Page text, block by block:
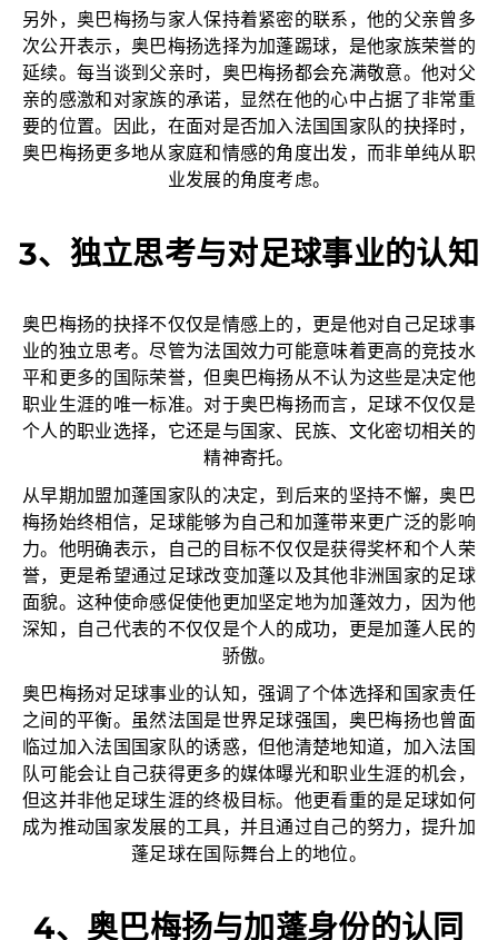
另外，奥巴梅扬与家人保持着紧密的联系，他的父亲曾多
次公开表示，奥巴梅扬选择为加蓬踢球，是他家族荣誉的
延续。每当谈到父亲时，奥巴梅扬都会充满敬意。他对父
亲的感激和对家族的承诺，显然在他的心中占据了非常重
要的位置。因此，在面对是否加入法国国家队的抉择时，
奥巴梅扬更多地从家庭和情感的角度出发，而非单纯从职
业发展的角度考虑。
3、独立思考与对足球事业的认知
奥巴梅扬的抉择不仅仅是情感上的，更是他对自己足球事
业的独立思考。尽管为法国效力可能意味着更高的竞技水
平和更多的国际荣誉，但奥巴梅扬从不认为这些是决定他
职业生涯的唯一标准。对于奥巴梅扬而言，足球不仅仅是
个人的职业选择，它还是与国家、民族、文化密切相关的
精神寄托。
从早期加盟加蓬国家队的决定，到后来的坚持不懈，奥巴
梅扬始终相信，足球能够为自己和加蓬带来更广泛的影响
力。他明确表示，自己的目标不仅仅是获得奖杯和个人荣
誉，更是希望通过足球改变加蓬以及其他非洲国家的足球
面貌。这种使命感促使他更加坚定地为加蓬效力，因为他
深知，自己代表的不仅仅是个人的成功，更是加蓬人民的
骄傲。
奥巴梅扬对足球事业的认知，强调了个体选择和国家责任
之间的平衡。虽然法国是世界足球强国，奥巴梅扬也曾面
临过加入法国国家队的诱惑，但他清楚地知道，加入法国
队可能会让自己获得更多的媒体曝光和职业生涯的机会，
但这并非他足球生涯的终极目标。他更看重的是足球如何
成为推动国家发展的工具，并且通过自己的努力，提升加
蓬足球在国际舞台上的地位。
4、奥巴梅扬与加蓬身份的认同